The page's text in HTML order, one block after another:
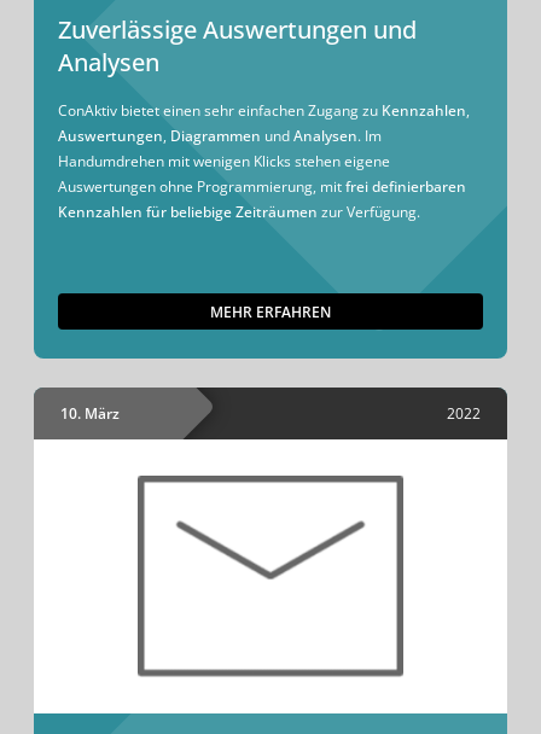
Zuverlässige Auswertungen und
Analysen
ConAktiv bietet einen sehr einfachen Zugang zu Kennzahlen,
Auswertungen, Diagrammen undAnalysen. Im
Handumdrehen mit wenigen Klicks stehen eigene
Auswertungen ohne Programmierung, mitfrei definierbaren
Kennzahlen für beliebige Zeiträumen zur Verfügung.
MEHR ERFAHREN
10. März 2022